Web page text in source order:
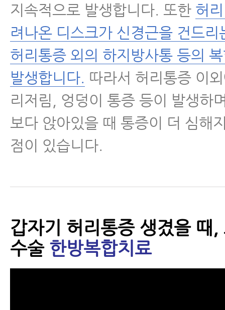
지속적으로 발생합니다. 또한 허
려나온 디스크가 신경근을 건드리
허리통증 외의 하지방사통 등의
발생합니다. 따라서 허리통증 이
리저림, 엉덩이 통증 등이 발생하
보다 앉아있을 때 통증이 더 심해
점이 있습니다.
갑자기 허리통증 생겼을 때,
수술 한방복합치료